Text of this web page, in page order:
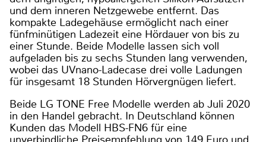
und dem inneren Netzgewebe entfernt. Das
kompakte Ladegehäuse ermöglicht nach einer
fünfminütigen Ladezeit eine Hördauer von bis zu
einer Stunde. Beide Modelle lassen sich voll
aufgeladen bis zu sechs Stunden lang verwenden,
wobei das UVnano-Ladecase drei volle Ladungen
für insgesamt 18 Stunden Hörvergnügen liefert.
Beide LG TONE Free Modelle werden ab Juli 2020
in den Handel gebracht. In Deutschland können
Kunden das Modell HBS-FN6 für eine